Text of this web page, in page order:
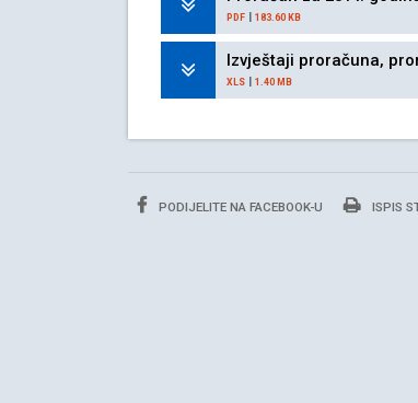
PDF | 183.60 KB
Izvještaji proračuna,
XLS | 1.40 MB
PODIJELITE NA FACEBOOK-U ISPIS